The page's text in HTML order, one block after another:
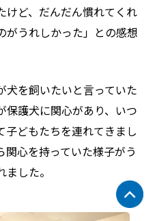
けど、だんだん慣れてくれ
がうれしかった」との感想
犬を飼いたいと言っていた
保護犬に関心があり、いつ
子どもたちを連れてきまし
心を持っていた様子がう
した。